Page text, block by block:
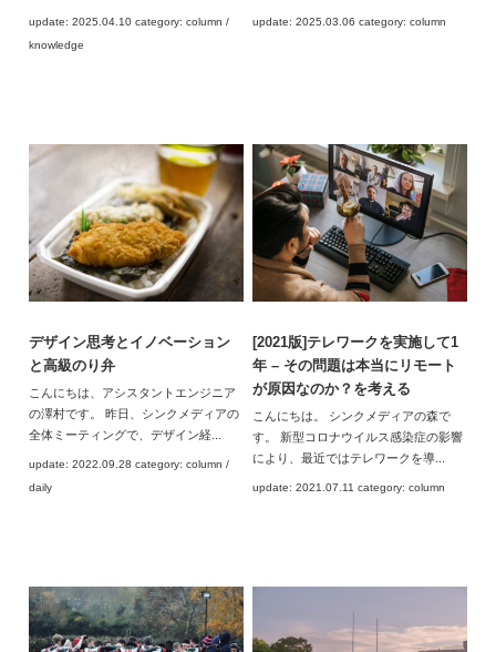
update: 2025.04.10 category: column /
knowledge
update: 2025.03.06 category: column
デザイン思考とイノベーション
と高級のり弁
こんにちは、アシスタントエンジニア
の澤村です。 昨日、シンクメディアの
全体ミーティングで、デザイン経...
update: 2022.09.28 category: column /
daily
[2021版]テレワークを実施して1
年 – その問題は本当にリモート
が原因なのか？を考える
こんにちは。 シンクメディアの森で
す。 新型コロナウイルス感染症の影響
により、最近ではテレワークを導...
update: 2021.07.11 category: column